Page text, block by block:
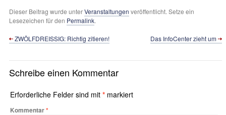
Dieser Beitrag wurde unterVeranstaltungen veröffentlicht. Setze ein
Lesezeichen für den Permalink.
ZWÖLFDREISSIG: Richtig zitieren! Das InfoCenter zieht um
Schreibe einen Kommentar
Erforderliche Felder sind mit * markiert
Kommentar*